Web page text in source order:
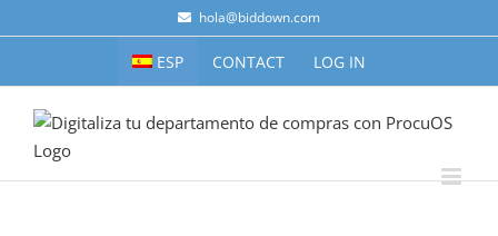
to
hola@biddown.com
ESP CONTACT LOG IN